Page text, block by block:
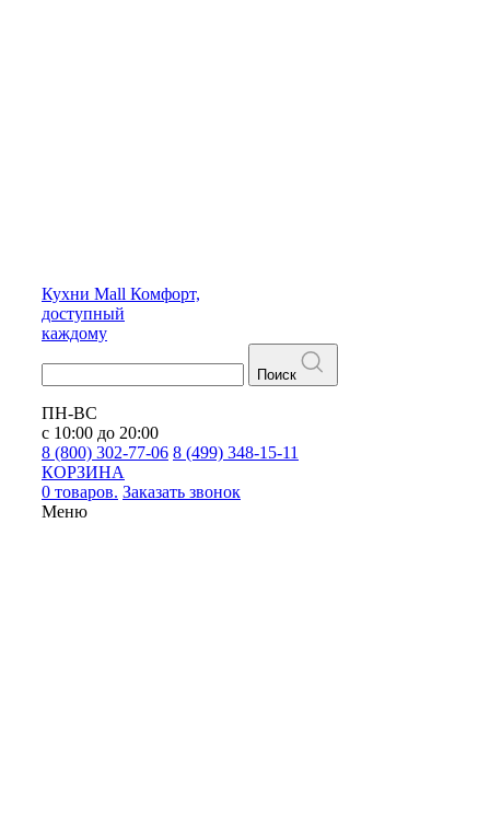
Кухни Mall Комфорт,
доступный
каждому
Поиск
ПН-ВС
с 10:00 до 20:00
8 (800) 302-77-06 8 (499) 348-15-11
КОРЗИНА
0 товаров. Заказать звонок
Меню